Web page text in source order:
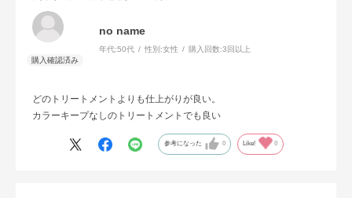
no name
年代:50代 性別:女性 購入回数:3回以上
どのトリートメントよりも仕上がりが良い。
カラーキープなしのトリートメントでも良い
参考になった 0 Like! 0